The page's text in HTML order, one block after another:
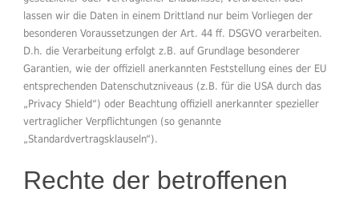
lassen wir die Daten in einem Drittland nur beim Vorliegen der
besonderen Voraussetzungen der Art. 44 ff. DSGVO verarbeiten.
D.h. die Verarbeitung erfolgt z.B. auf Grundlage besonderer
Garantien, wie der offiziell anerkannten Feststellung eines der EU
entsprechenden Datenschutzniveaus (z.B. für die USA durch das
„Privacy Shield“) oder Beachtung offiziell anerkannter spezieller
vertraglicher Verpflichtungen (so genannte
„Standardvertragsklauseln“).
Rechte der betroffenen